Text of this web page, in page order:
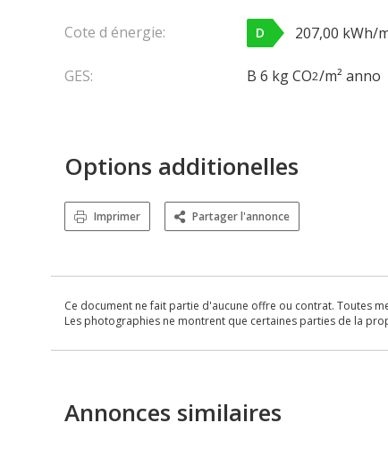
Cote d énergie: D 207,00 kWh/
GES: B 6 kg CO2/m² anno
Options additionelles
Imprimer Partager l'annonce
Ce document ne fait partie d'aucune offre ou contrat. Toutes
Les photographies ne montrent que certaines parties de la
Annonces similaires